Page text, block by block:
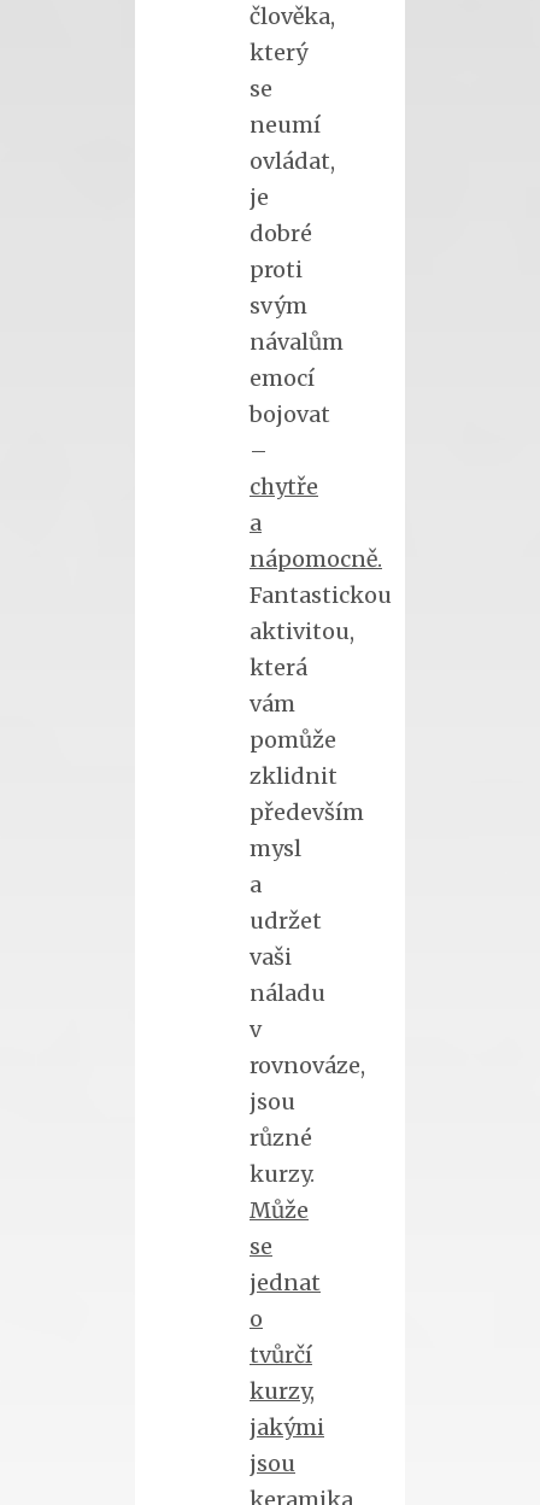
člověka,
který
se
neumí
ovládat,
je
dobré
proti
svým
návalům
emocí
bojovat
–
chytře
a
nápomocně.
Fantastickou
aktivitou,
která
vám
pomůže
zklidnit
především
mysl
a
udržet
vaši
náladu
v
rovnováze,
jsou
různé
kurzy.
Může
se
jednat
o
tvůrčí
kurzy,
jakými
jsou
keramika,